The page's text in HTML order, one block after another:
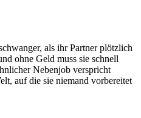
als ihr Partner plötzlich
ohne Geld muss sie schnell
Nebenjob verspricht
auf die sie niemand vorbereitet